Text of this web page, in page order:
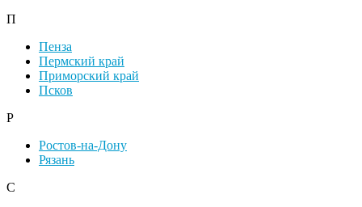
П
Пенза
Пермский край
Приморский край
Псков
Р
Ростов-на-Дону
Рязань
С